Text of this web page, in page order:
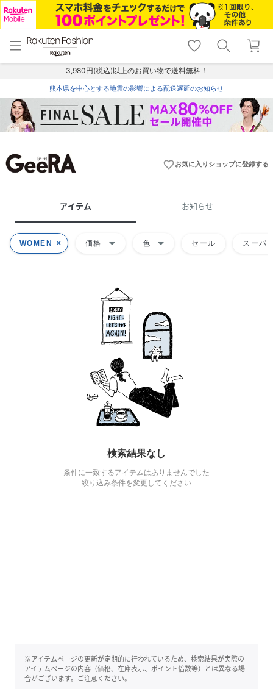
menu home
トップ
shopping_cart lock_outline
ログイン
3,980円(税込)以上のお買い物で送料無料！
熊本県を中心とする地震の影響による配送遅延のお知らせ
favorite_borderお気に入りショップに登録する
アイテム お知らせ
WOMEN 価格 arrow_drop_down 色 arrow_drop_down セール スーパ
検索結果なし
条件に一致するアイテムはありませんでした
絞り込み条件を変更してください
※アイテムページの更新が定期的に行われているため、検索結果が実際の
アイテムページの内容（価格、在庫表示、ポイント倍数等）とは異なる場
合がございます。ご注意ください。